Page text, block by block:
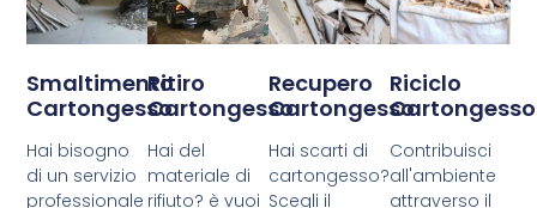
Smaltimento
Cartongesso
Hai bisogno
di un servizio
professionale
Ritiro
Cartongesso
Hai del
materiale di
rifiuto? è vuoi
Recupero
Cartongesso
Hai scarti di
cartongesso?
Scegli il
Riciclo
Cartongesso
Contribuisci
all'ambiente
attraverso il